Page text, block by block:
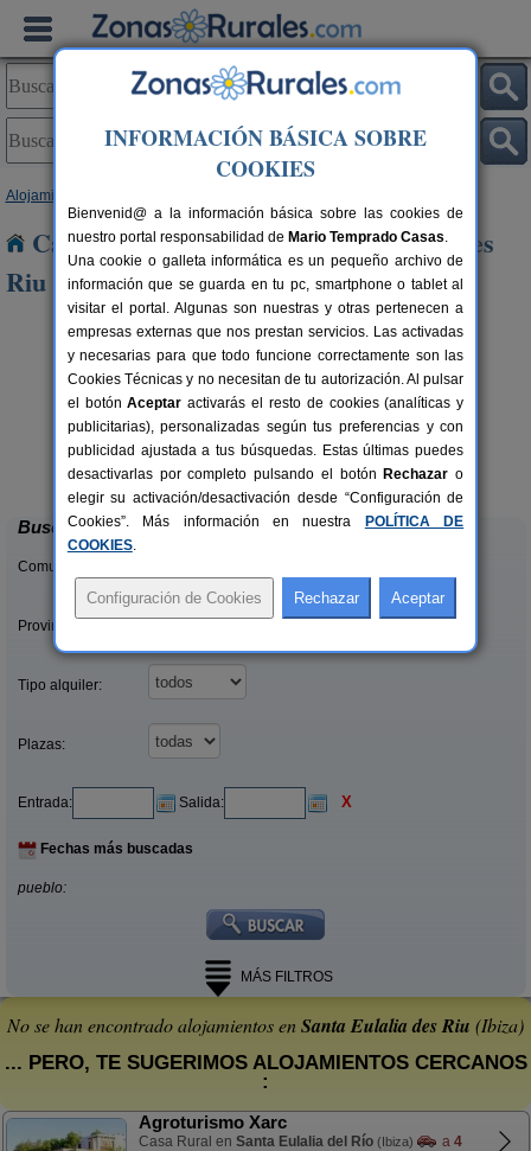
Alojamientos
Casas Rurales cerca de Santa Eulalia des
Riu
10 pers.
desde80 €
Casa Cova
Sant Joan de Labritja (Ibiza)
Buscar
Comunidades:
Provincias/Islas:
Tipo alquiler:
Plazas:
Entrada: Salida: X
Fechas más buscadas
pueblo:
MÁS FILTROS
No se han encontrado alojamientos enSanta Eulalia des Riu (Ibiza)
... PERO, TE SUGERIMOS ALOJAMIENTOS CERCANOS
:
Agroturismo Xarc
Casa Rural en Santa Eulalia del Río (Ibiza) a 4
INFORMACIÓN BÁSICA SOBRE
COOKIES
Bienvenid@ a la información básica sobre las cookies de
nuestro portal responsabilidad de Mario Temprado Casas.
Una cookie o galleta informática es un pequeño archivo de
información que se guarda en tu pc, smartphone o tablet al
visitar el portal. Algunas son nuestras y otras pertenecen a
empresas externas que nos prestan servicios. Las activadas
y necesarias para que todo funcione correctamente son las
Cookies Técnicas y no necesitan de tu autorización. Al pulsar
el botónAceptar activarás el resto de cookies (analíticas y
publicitarias), personalizadas según tus preferencias y con
publicidad ajustada a tus búsquedas. Estas últimas puedes
desactivarlas por completo pulsando el botón Rechazar o
elegir su activación/desactivación desde “Configuración de
Cookies”. Más información en nuestra
POLÍTICA DE
COOKIES.